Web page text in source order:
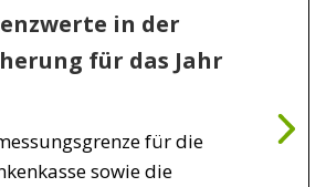
in der
für das Jahr
für die
sowie die